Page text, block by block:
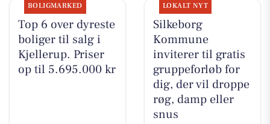
BOLIGMARKED
Top 6 over dyreste
boliger til salg i
Kjellerup. Priser
op til 5.695.000 kr
LOKALT NYT
Silkeborg
Kommune
inviterer til gratis
gruppeforløb for
dig, der vil droppe
røg, damp eller
snus